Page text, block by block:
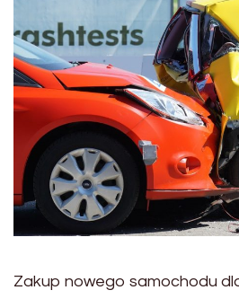
Zakup nowego samochodu